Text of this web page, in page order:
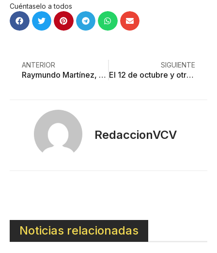
Cuéntaselo a todos
ANTERIOR
Raymundo Martínez, el alcalde toluqueño que abusó, golpeó, persiguió, chantajeó, espió y amenazó a su esposa
SIGUIENTE
El 12 de octubre y otros pormenores. ¿Una reflexión a destiempo?
RedaccionVCV
Noticias relacionadas